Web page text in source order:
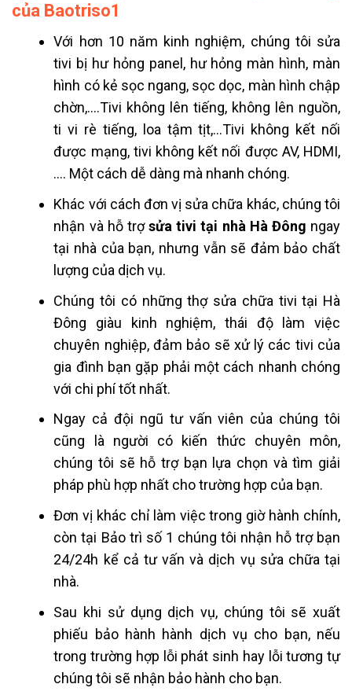
của Baotriso1
Với hơn 10 năm kinh nghiệm, chúng tôi sửa
tivi bị hư hỏng panel, hư hỏng màn hình, màn
hình có kẻ sọc ngang, sọc dọc, màn hình chập
chờn,….Tivi không lên tiếng, không lên nguồn,
ti vi rè tiếng, loa tậm tịt,…Tivi không kết nối
được mạng, tivi không kết nối được AV, HDMI,
…. Một cách dễ dàng mà nhanh chóng.
Khác với cách đơn vị sửa chữa khác, chúng tôi
nhận và hỗ trợsửa tivi tại nhà Hà Đông ngay
tại nhà của bạn, nhưng vẫn sẽ đảm bảo chất
lượng của dịch vụ.
Chúng tôi có những thợ sửa chữa tivi tại Hà
Đông giàu kinh nghiệm, thái độ làm việc
chuyên nghiệp, đảm bảo sẽ xử lý các tivi của
gia đình bạn gặp phải một cách nhanh chóng
với chi phí tốt nhất.
Ngay cả đội ngũ tư vấn viên của chúng tôi
cũng là người có kiến thức chuyên môn,
chúng tôi sẽ hỗ trợ bạn lựa chọn và tìm giải
pháp phù hợp nhất cho trường hợp của bạn.
Đơn vị khác chỉ làm việc trong giờ hành chính,
còn tại Bảo trì số 1 chúng tôi nhận hỗ trợ bạn
24/24h kể cả tư vấn và dịch vụ sửa chữa tại
nhà.
Sau khi sử dụng dịch vụ, chúng tôi sẽ xuất
phiếu bảo hành hành dịch vụ cho bạn, nếu
trong trường hợp lỗi phát sinh hay lỗi tương tự
chúng tôi sẽ nhận bảo hành cho bạn.